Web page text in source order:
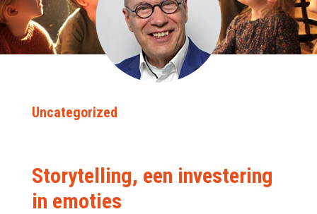
Uncategorized
Storytelling, een investering
in emoties